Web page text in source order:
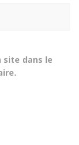
site dans le